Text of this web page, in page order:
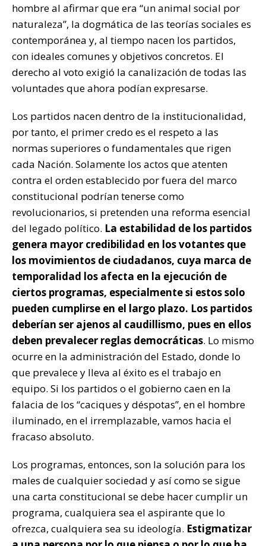
hombre al afirmar que era “un animal social por
naturaleza”, la dogmática de las teorías sociales es
contemporánea y, al tiempo nacen los partidos,
con ideales comunes y objetivos concretos. El
derecho al voto exigió la canalización de todas las
voluntades que ahora podían expresarse.
Los partidos nacen dentro de la institucionalidad,
por tanto, el primer credo es el respeto a las
normas superiores o fundamentales que rigen
cada Nación. Solamente los actos que atenten
contra el orden establecido por fuera del marco
constitucional podrían tenerse como
revolucionarios, si pretenden una reforma esencial
del legado político. La estabilidad de los partidos
genera mayor credibilidad en los votantes que
los movimientos de ciudadanos, cuya marca de
temporalidad los afecta en la ejecución de
ciertos programas, especialmente si estos solo
pueden cumplirse en el largo plazo. Los partidos
deberían ser ajenos al caudillismo, pues en ellos
deben prevalecer reglas democráticas. Lo mismo
ocurre en la administración del Estado, donde lo
que prevalece y lleva al éxito es el trabajo en
equipo. Si los partidos o el gobierno caen en la
falacia de los “caciques y déspotas”, en el hombre
iluminado, en el irremplazable, vamos hacia el
fracaso absoluto.
Los programas, entonces, son la solución para los
males de cualquier sociedad y así como se sigue
una carta constitucional se debe hacer cumplir un
programa, cualquiera sea el aspirante que lo
ofrezca, cualquiera sea su ideología. Estigmatizar